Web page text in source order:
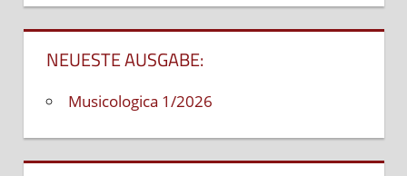
NEUESTE AUSGABE:
Musicologica 1/2026